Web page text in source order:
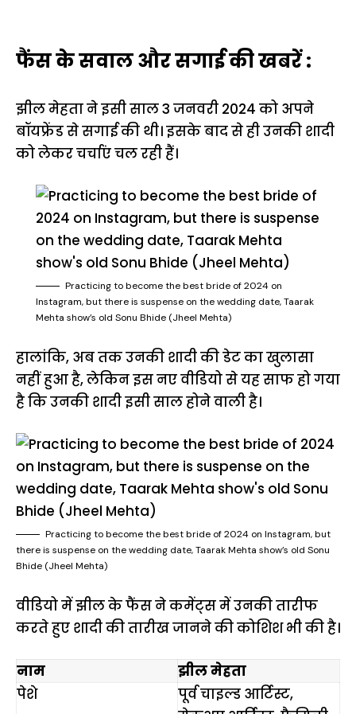
फैंस के सवाल और सगाई की खबरें :
झील मेहता ने इसी साल 3 जनवरी 2024 को अपने
बॉयफ्रेंड से सगाई की थी। इसके बाद से ही उनकी शादी
को लेकर चर्चाएं चल रही हैं।
Practicing to become the best bride of 2024 on
Instagram, but there is suspense on the wedding date, Taarak
Mehta show’s old Sonu Bhide (Jheel Mehta)
हालांकि, अब तक उनकी शादी की डेट का खुलासा
नहीं हुआ है, लेकिन इस नए वीडियो से यह साफ हो गया
है कि उनकी शादी इसी साल होने वाली है।
Practicing to become the best bride of 2024 on Instagram, but
there is suspense on the wedding date, Taarak Mehta show’s old Sonu
Bhide (Jheel Mehta)
वीडियो में झील के फैंस ने कमेंट्स में उनकी तारीफ
करते हुए शादी की तारीख जानने की कोशिश भी की है।
नाम
झील मेहता
पेशे
पूर्व चाइल्ड आर्टिस्ट,